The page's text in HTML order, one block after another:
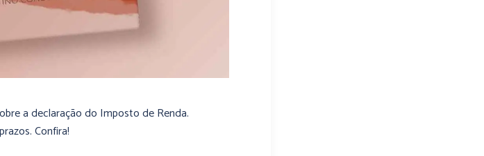
a declaração do Imposto de Renda.
Confira!